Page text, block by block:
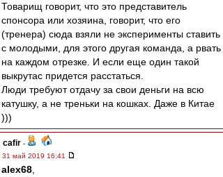
Товарищ говорит, что это представитель
спонсора или хозяина, говорит, что его
(тренера) сюда взяли не эксперименты ставить
с молодыми, для этого другая команда, а рвать
на каждом отрезке. И если еще один такой
выкрутас придется расстаться.
Люди требуют отдачу за свои деньги на всю
катушку, а не треньки на кошках. Даже в Китае
)))
cafir -
31 май 2019 16:41
alex68